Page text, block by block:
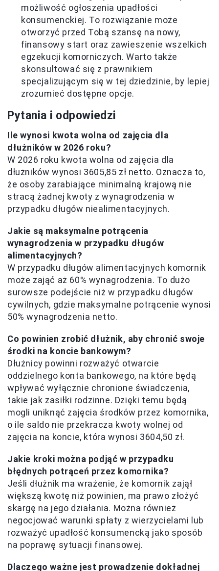
możliwość ogłoszenia upadłości
konsumenckiej. To rozwiązanie może
otworzyć przed Tobą szansę na nowy,
finansowy start oraz zawieszenie wszelkich
egzekucji komorniczych. Warto także
skonsultować się z prawnikiem
specjalizującym się w tej dziedzinie, by lepiej
zrozumieć dostępne opcje.
Pytania i odpowiedzi
Ile wynosi kwota wolna od zajęcia dla
dłużników w 2026 roku?
W 2026 roku kwota wolna od zajęcia dla
dłużników wynosi 3605,85 zł netto. Oznacza to,
że osoby zarabiające minimalną krajową nie
stracą żadnej kwoty z wynagrodzenia w
przypadku długów niealimentacyjnych.
Jakie są maksymalne potrącenia
wynagrodzenia w przypadku długów
alimentacyjnych?
W przypadku długów alimentacyjnych komornik
może zająć aż 60% wynagrodzenia. To dużo
surowsze podejście niż w przypadku długów
cywilnych, gdzie maksymalne potrącenie wynosi
50% wynagrodzenia netto.
Co powinien zrobić dłużnik, aby chronić swoje
środki na koncie bankowym?
Dłużnicy powinni rozważyć otwarcie
oddzielnego konta bankowego, na które będą
wpływać wyłącznie chronione świadczenia,
takie jak zasiłki rodzinne. Dzięki temu będą
mogli uniknąć zajęcia środków przez komornika,
o ile saldo nie przekracza kwoty wolnej od
zajęcia na koncie, która wynosi 3604,50 zł.
Jakie kroki można podjąć w przypadku
błędnych potrąceń przez komornika?
Jeśli dłużnik ma wrażenie, że komornik zajął
większą kwotę niż powinien, ma prawo złożyć
skargę na jego działania. Można również
negocjować warunki spłaty z wierzycielami lub
rozważyć upadłość konsumencką jako sposób
na poprawę sytuacji finansowej.
Dlaczego ważne jest prowadzenie dokładnej